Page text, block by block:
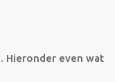
Hieronder even wat